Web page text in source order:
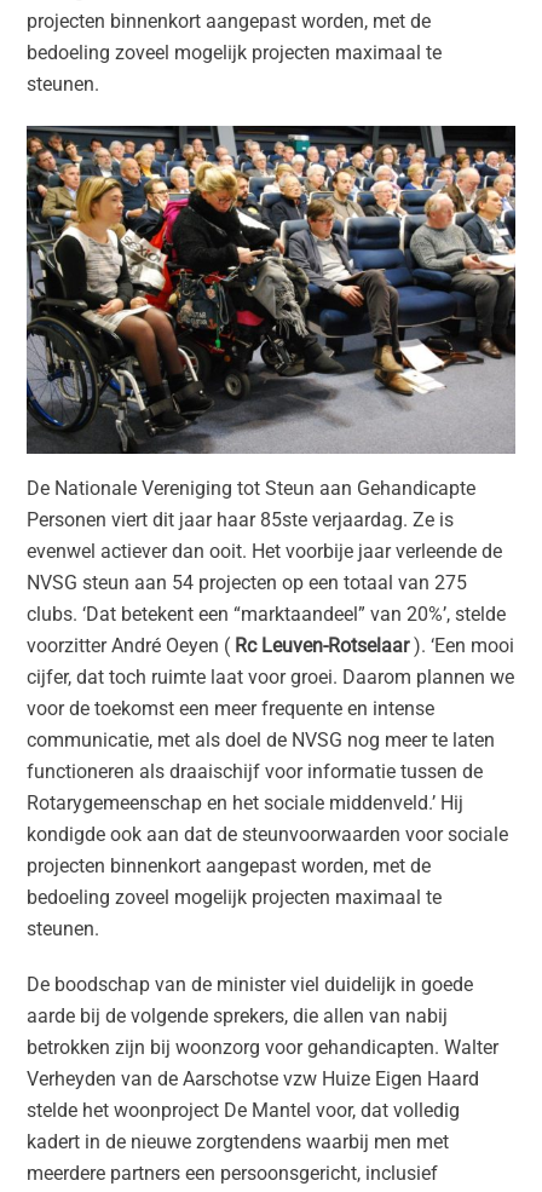
projecten binnenkort aangepast worden, met de
bedoeling zoveel mogelijk projecten maximaal te
steunen.
De Nationale Vereniging tot Steun aan Gehandicapte
Personen viert dit jaar haar 85ste verjaardag. Ze is
evenwel actiever dan ooit. Het voorbije jaar verleende de
NVSG steun aan 54 projecten op een totaal van 275
clubs. ‘Dat betekent een “marktaandeel” van 20%’, stelde
voorzitter André Oeyen ( Rc Leuven-Rotselaar). ‘Een mooi
cijfer, dat toch ruimte laat voor groei. Daarom plannen we
voor de toekomst een meer frequente en intense
communicatie, met als doel de NVSG nog meer te laten
functioneren als draaischijf voor informatie tussen de
Rotarygemeenschap en het sociale middenveld.’ Hij
kondigde ook aan dat de steunvoorwaarden voor sociale
projecten binnenkort aangepast worden, met de
bedoeling zoveel mogelijk projecten maximaal te
steunen.
De boodschap van de minister viel duidelijk in goede
aarde bij de volgende sprekers, die allen van nabij
betrokken zijn bij woonzorg voor gehandicapten. Walter
Verheyden van de Aarschotse vzw Huize Eigen Haard
stelde het woonproject De Mantel voor, dat volledig
kadert in de nieuwe zorgtendens waarbij men met
meerdere partners een persoonsgericht, inclusief